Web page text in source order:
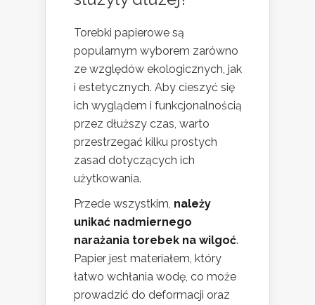
Torebki papierowe są
popularnym wyborem zarówno
ze względów ekologicznych, jak
i estetycznych. Aby cieszyć się
ich wyglądem i funkcjonalnością
przez dłuższy czas, warto
przestrzegać kilku prostych
zasad dotyczących ich
użytkowania.
Przede wszystkim, należy
unikać nadmiernego
narażania torebek na wilgoć.
Papier jest materiałem, który
łatwo wchłania wodę, co może
prowadzić do deformacji oraz